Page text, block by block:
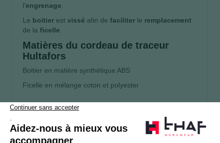
l'engrenage
Le boitier est vissé afin de faciliter le remplacement
de la ficelle
Matières du cordeau de traceur
Hultafors
Boitier en matière synthétique ABS
Ficelle en mélange coton et polyester